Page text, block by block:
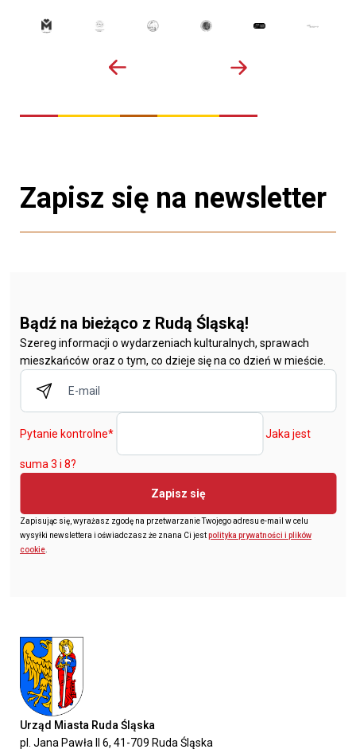
Zapisz się na newsletter
Bądź na bieżąco z Rudą Śląską!
Szereg informacji o wydarzeniach kulturalnych, sprawach
mieszkańców oraz o tym, co dzieje się na co dzień w mieście.
Pytanie kontrolne* Jaka jest
suma 3 i 8?
Zapisz się
Zapisując się, wyrażasz zgodę na przetwarzanie Twojego adresu e-mail w celu
wysyłki newslettera i oświadczasz że znana Ci jestpolityka prywatności i plików
cookie.
Urząd Miasta Ruda Śląska
pl. Jana Pawła II 6, 41-709 Ruda Śląska